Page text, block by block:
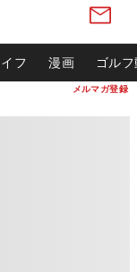
メルマガ登録
フ 漫画 ゴル